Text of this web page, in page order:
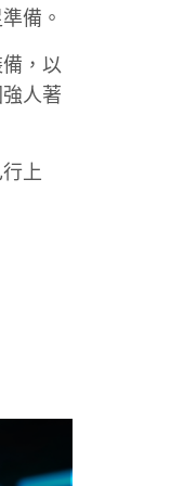
備。
，以
人著
上